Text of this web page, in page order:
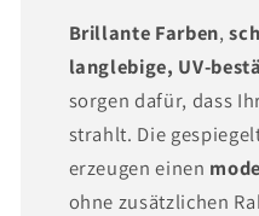
Brillante Farben,
langlebige, UV-
sorgen dafür, dass
strahlt. Die
erzeugen einen
ohne zusätzlichen